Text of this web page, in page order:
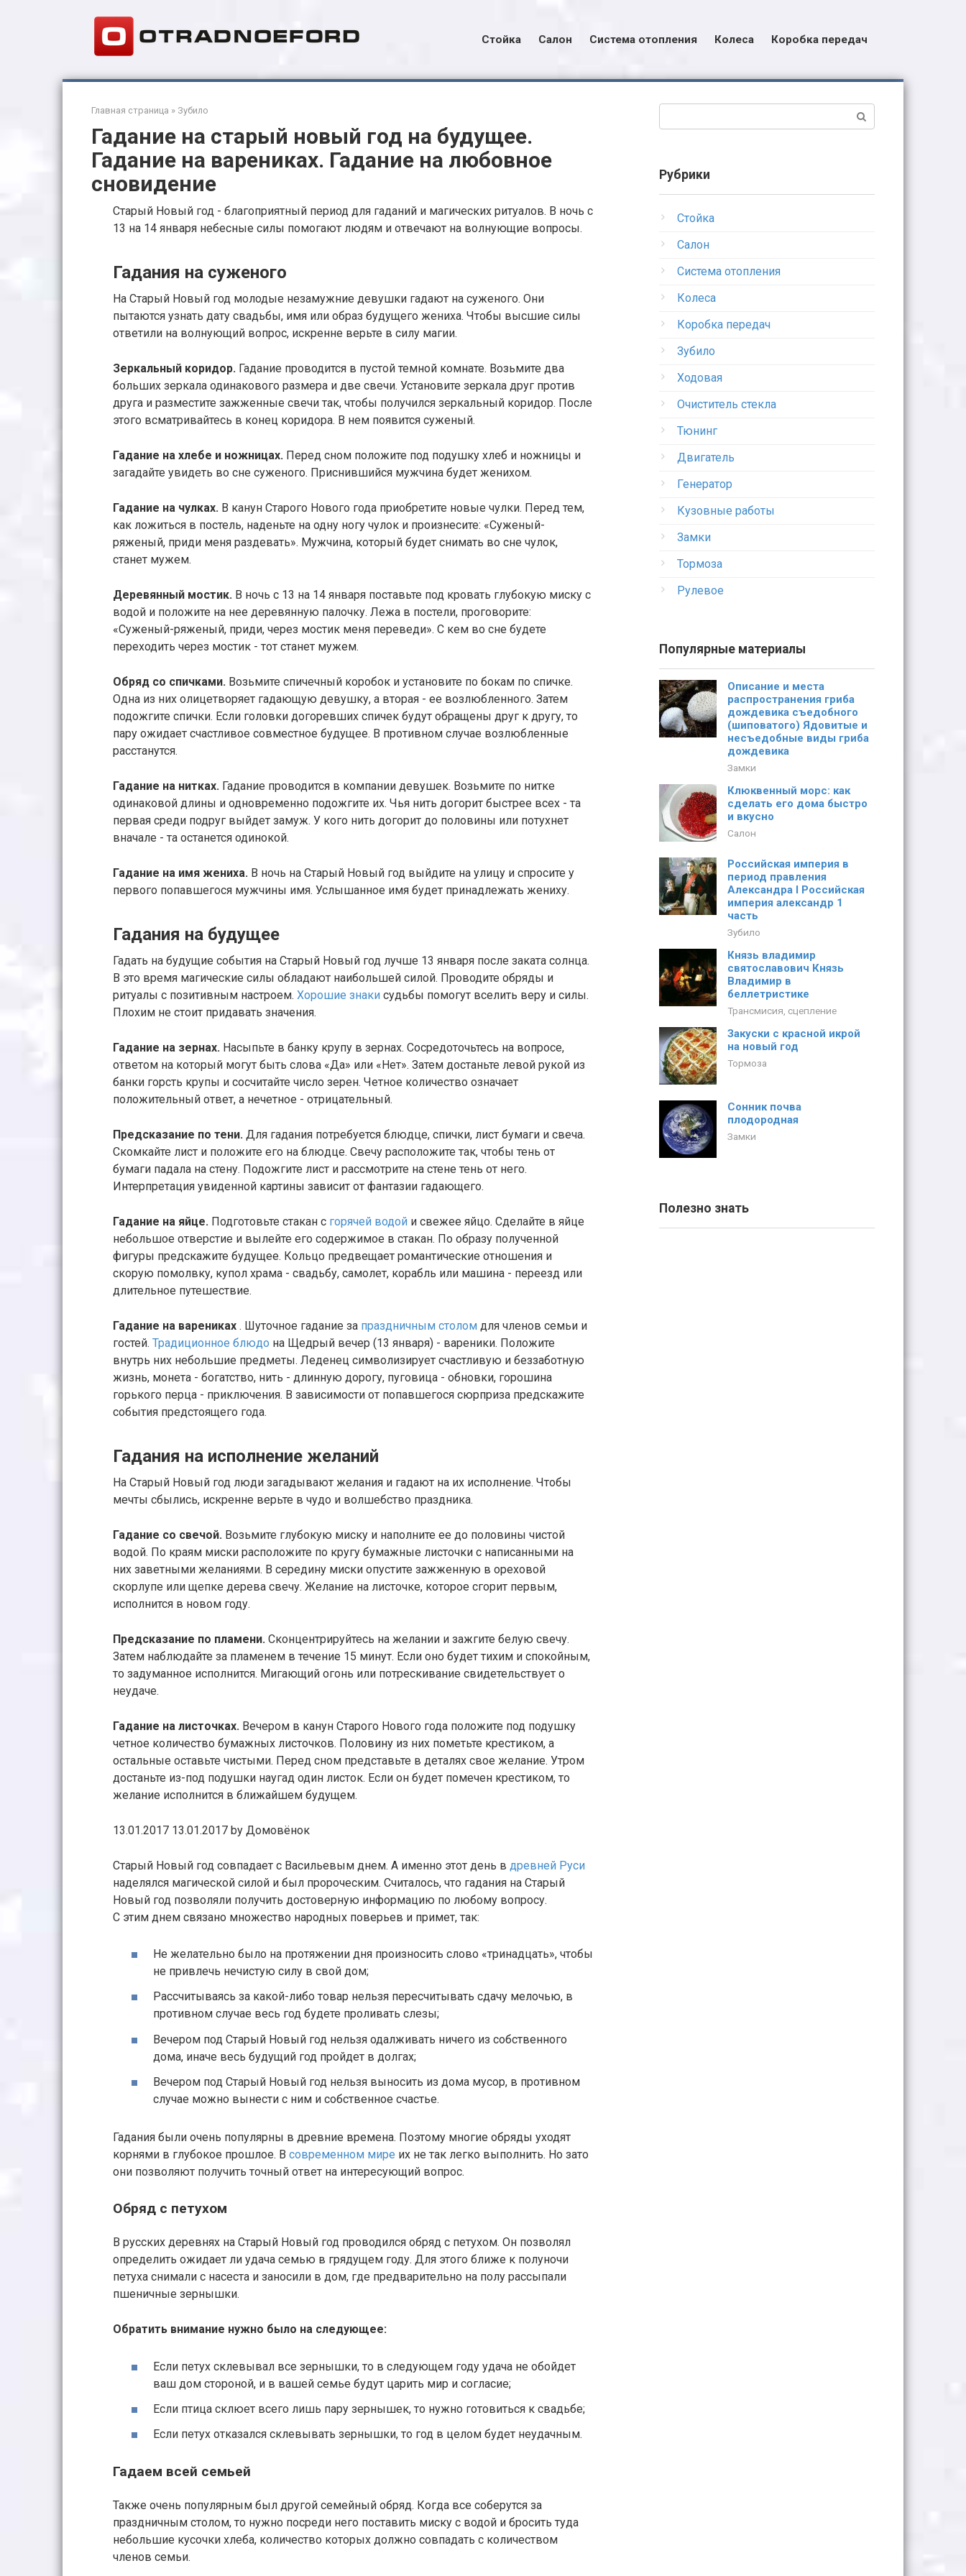
Стойка Салон Система отопления Колеса Коробка передач
Главная страница » Зубило
Гадание на старый новый год на будущее.
Гадание на варениках. Гадание на любовное
сновидение
Старый Новый год - благоприятный период для гаданий и магических ритуалов. В ночь с
13 на 14 января небесные силы помогают людям и отвечают на волнующие вопросы.
Гадания на суженого
На Старый Новый год молодые незамужние девушки гадают на суженого. Они
пытаются узнать дату свадьбы, имя или образ будущего жениха. Чтобы высшие силы
ответили на волнующий вопрос, искренне верьте в силу магии.
Зеркальный коридор. Гадание проводится в пустой темной комнате. Возьмите два
больших зеркала одинакового размера и две свечи. Установите зеркала друг против
друга и разместите зажженные свечи так, чтобы получился зеркальный коридор. После
этого всматривайтесь в конец коридора. В нем появится суженый.
Гадание на хлебе и ножницах. Перед сном положите под подушку хлеб и ножницы и
загадайте увидеть во сне суженого. Приснившийся мужчина будет женихом.
Гадание на чулках. В канун Старого Нового года приобретите новые чулки. Перед тем,
как ложиться в постель, наденьте на одну ногу чулок и произнесите: «Суженый-
ряженый, приди меня раздевать». Мужчина, который будет снимать во сне чулок,
станет мужем.
Деревянный мостик. В ночь с 13 на 14 января поставьте под кровать глубокую миску с
водой и положите на нее деревянную палочку. Лежа в постели, проговорите:
«Суженый-ряженый, приди, через мостик меня переведи». С кем во сне будете
переходить через мостик - тот станет мужем.
Обряд со спичками. Возьмите спичечный коробок и установите по бокам по спичке.
Одна из них олицетворяет гадающую девушку, а вторая - ее возлюбленного. Затем
подожгите спички. Если головки догоревших спичек будут обращены друг к другу, то
пару ожидает счастливое совместное будущее. В противном случае возлюбленные
расстанутся.
Гадание на нитках. Гадание проводится в компании девушек. Возьмите по нитке
одинаковой длины и одновременно подожгите их. Чья нить догорит быстрее всех - та
первая среди подруг выйдет замуж. У кого нить догорит до половины или потухнет
вначале - та останется одинокой.
Гадание на имя жениха. В ночь на Старый Новый год выйдите на улицу и спросите у
первого попавшегося мужчины имя. Услышанное имя будет принадлежать жениху.
Гадания на будущее
Гадать на будущие события на Старый Новый год лучше 13 января после заката солнца.
В это время магические силы обладают наибольшей силой. Проводите обряды и
ритуалы с позитивным настроем. Хорошие знаки судьбы помогут вселить веру и силы.
Плохим не стоит придавать значения.
Гадание на зернах. Насыпьте в банку крупу в зернах. Сосредоточьтесь на вопросе,
ответом на который могут быть слова «Да» или «Нет». Затем достаньте левой рукой из
банки горсть крупы и сосчитайте число зерен. Четное количество означает
положительный ответ, а нечетное - отрицательный.
Предсказание по тени. Для гадания потребуется блюдце, спички, лист бумаги и свеча.
Скомкайте лист и положите его на блюдце. Свечу расположите так, чтобы тень от
бумаги падала на стену. Подожгите лист и рассмотрите на стене тень от него.
Интерпретация увиденной картины зависит от фантазии гадающего.
Гадание на яйце. Подготовьте стакан с горячей водой и свежее яйцо. Сделайте в яйце
небольшое отверстие и вылейте его содержимое в стакан. По образу полученной
фигуры предскажите будущее. Кольцо предвещает романтические отношения и
скорую помолвку, купол храма - свадьбу, самолет, корабль или машина - переезд или
длительное путешествие.
Гадание на варениках . Шуточное гадание за праздничным столом для членов семьи и
гостей. Традиционное блюдо на Щедрый вечер (13 января) - вареники. Положите
внутрь них небольшие предметы. Леденец символизирует счастливую и беззаботную
жизнь, монета - богатство, нить - длинную дорогу, пуговица - обновки, горошина
горького перца - приключения. В зависимости от попавшегося сюрприза предскажите
события предстоящего года.
Гадания на исполнение желаний
На Старый Новый год люди загадывают желания и гадают на их исполнение. Чтобы
мечты сбылись, искренне верьте в чудо и волшебство праздника.
Гадание со свечой. Возьмите глубокую миску и наполните ее до половины чистой
водой. По краям миски расположите по кругу бумажные листочки с написанными на
них заветными желаниями. В середину миски опустите зажженную в ореховой
скорлупе или щепке дерева свечу. Желание на листочке, которое сгорит первым,
исполнится в новом году.
Предсказание по пламени. Сконцентрируйтесь на желании и зажгите белую свечу.
Затем наблюдайте за пламенем в течение 15 минут. Если оно будет тихим и спокойным,
то задуманное исполнится. Мигающий огонь или потрескивание свидетельствует о
неудаче.
Гадание на листочках. Вечером в канун Старого Нового года положите под подушку
четное количество бумажных листочков. Половину из них пометьте крестиком, а
остальные оставьте чистыми. Перед сном представьте в деталях свое желание. Утром
достаньте из-под подушки наугад один листок. Если он будет помечен крестиком, то
желание исполнится в ближайшем будущем.
13.01.2017 13.01.2017 by Домовёнок
Старый Новый год совпадает с Васильевым днем. А именно этот день в древней Руси
наделялся магической силой и был пророческим. Считалось, что гадания на Старый
Новый год позволяли получить достоверную информацию по любому вопросу.
С этим днем связано множество народных поверьев и примет, так:
Не желательно было на протяжении дня произносить слово «тринадцать», чтобы
не привлечь нечистую силу в свой дом;
Рассчитываясь за какой-либо товар нельзя пересчитывать сдачу мелочью, в
противном случае весь год будете проливать слезы;
Вечером под Старый Новый год нельзя одалживать ничего из собственного
дома, иначе весь будущий год пройдет в долгах;
Вечером под Старый Новый год нельзя выносить из дома мусор, в противном
случае можно вынести с ним и собственное счастье.
Гадания были очень популярны в древние времена. Поэтому многие обряды уходят
корнями в глубокое прошлое. В современном мире их не так легко выполнить. Но зато
они позволяют получить точный ответ на интересующий вопрос.
Обряд с петухом
В русских деревнях на Старый Новый год проводился обряд с петухом. Он позволял
определить ожидает ли удача семью в грядущем году. Для этого ближе к полуночи
петуха снимали с насеста и заносили в дом, где предварительно на полу рассыпали
пшеничные зернышки.
Обратить внимание нужно было на следующее:
Если петух склевывал все зернышки, то в следующем году удача не обойдет
ваш дом стороной, и в вашей семье будут царить мир и согласие;
Если птица склюет всего лишь пару зернышек, то нужно готовиться к свадьбе;
Если петух отказался склевывать зернышки, то год в целом будет неудачным.
Гадаем всей семьей
Также очень популярным был другой семейный обряд. Когда все соберутся за
праздничным столом, то нужно посреди него поставить миску с водой и бросить туда
небольшие кусочки хлеба, количество которых должно совпадать с количеством
членов семьи.
Рубрики
Стойка
Салон
Система отопления
Колеса
Коробка передач
Зубило
Ходовая
Очиститель стекла
Тюнинг
Двигатель
Генератор
Кузовные работы
Замки
Тормоза
Рулевое
Популярные материалы
Описание и места
распространения гриба
дождевика съедобного
(шиповатого) Ядовитые и
несъедобные виды гриба
дождевика
Замки
Клюквенный морс: как
сделать его дома быстро
и вкусно
Салон
Российская империя в
период правления
Александра I Российская
империя александр 1
часть
Зубило
Князь владимир
святославович Князь
Владимир в
беллетристике
Трансмисия, сцепление
Закуски с красной икрой
на новый год
Тормоза
Сонник почва
плодородная
Замки
Полезно знать